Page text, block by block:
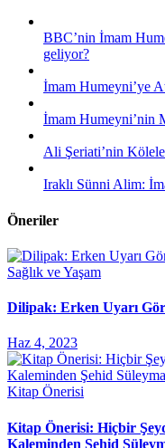
BBC’nin İmam
geliyor?
İmam Humeyni’ye
İmam Humeyni’nin
Ali Şeriati’nin
Iraklı Sünni Alim:
Öneriler
Sağlık ve Yaşam
Dilipak: Erken Uyarı
Haz 4, 2023
Kitap Önerisi
Kitap Önerisi: Hiçbir
Kaleminden Şehid